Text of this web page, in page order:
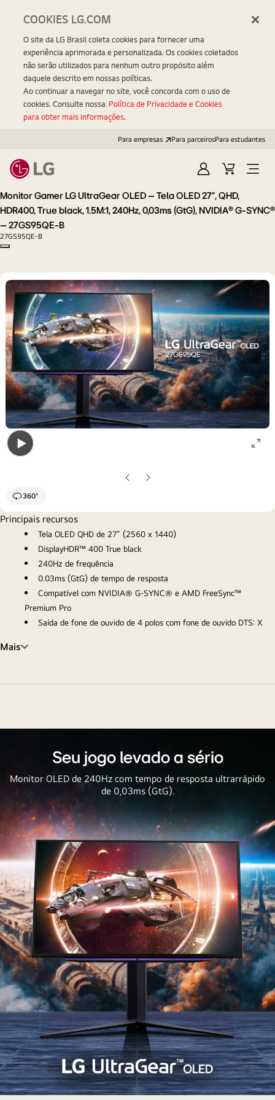
Para empresas Para parceirosPara estudantes
EntrarCarrinhoOpen
Monitor Gamer LG UltraGear OLED – Tela OLED 27”, QHD,
HDR400, True black, 1.5M:1, 240Hz, 0,03ms (GtG), NVIDIA® G-SYNC®
– 27GS95QE-B
27GS95QE-B
Copy model name
popup
SlidePróximo
360°
Principais recursos
Tela OLED QHD de 27” (2560 x 1440)
DisplayHDR™ 400 True black
240Hz de frequência
0.03ms (GtG) de tempo de resposta
Compatível com NVIDIA® G-SYNC® e AMD FreeSync™
Premium Pro
Saída de fone de ouvido de 4 polos com fone de ouvido DTS: X
Mais
Seu jogo levado a sério
Monitor OLED de 240Hz com tempo de resposta ultrarrápido
de 0,03ms (GtG).
COOKIES LG.COM
O site da LG Brasil coleta cookies para fornecer uma
experiência aprimorada e personalizada. Os cookies coletados
não serão utilizados para nenhum outro propósito além
daquele descrito em nossas políticas.
Ao continuar a navegar no site, você concorda com o uso de
cookies. Consulte nossa Política de Privacidade e Cookies
para obter mais informações.